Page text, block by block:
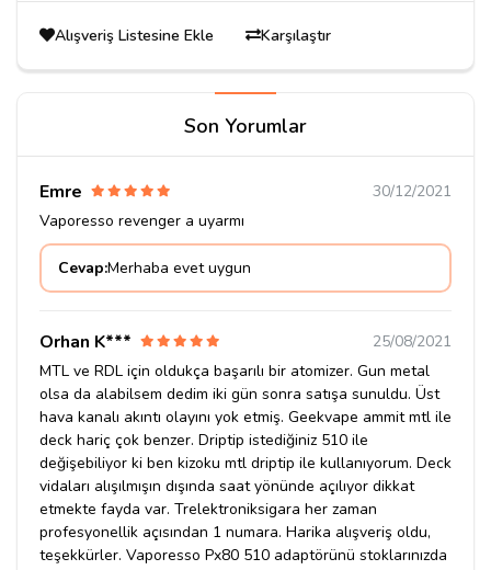
Alışveriş Listesine Ekle Karşılaştır
Son Yorumlar
Emre
30/12/2021
Vaporesso revenger a uyarmı
Cevap:Merhaba evet uygun
Orhan K***
25/08/2021
MTL ve RDL için oldukça başarılı bir atomizer. Gun metal
olsa da alabilsem dedim iki gün sonra satışa sunuldu. Üst
hava kanalı akıntı olayını yok etmiş. Geekvape ammit mtl ile
deck hariç çok benzer. Driptip istediğiniz 510 ile
değişebiliyor ki ben kizoku mtl driptip ile kullanıyorum. Deck
vidaları alışılmışın dışında saat yönünde açılıyor dikkat
etmekte fayda var. Trelektroniksigara her zaman
profesyonellik açısından 1 numara. Harika alışveriş oldu,
teşekkürler. Vaporesso Px80 510 adaptörünü stoklarınızda